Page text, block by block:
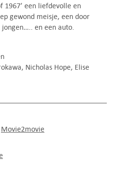
1967’ een liefdevolle en
gewond meisje, een door
en een auto.
Nicholas Hope, Elise
Movie2movie